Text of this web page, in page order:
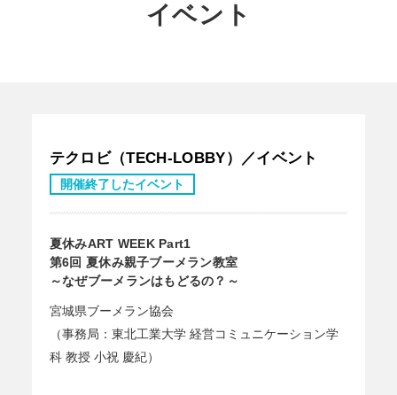
イベント
テクロビ（TECH-LOBBY）／イベント
開催終了したイベント
夏休みART WEEK Part1
第6回 夏休み親子ブーメラン教室
～なぜブーメランはもどるの？～
宮城県ブーメラン協会
（事務局：東北工業大学 経営コミュニケーション学
科 教授 小祝 慶紀）